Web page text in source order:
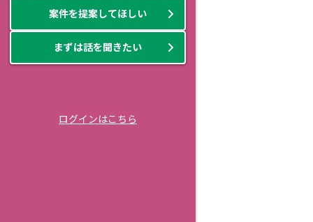
案件を提案してほしい
まずは話を聞きたい
ログインはこちら